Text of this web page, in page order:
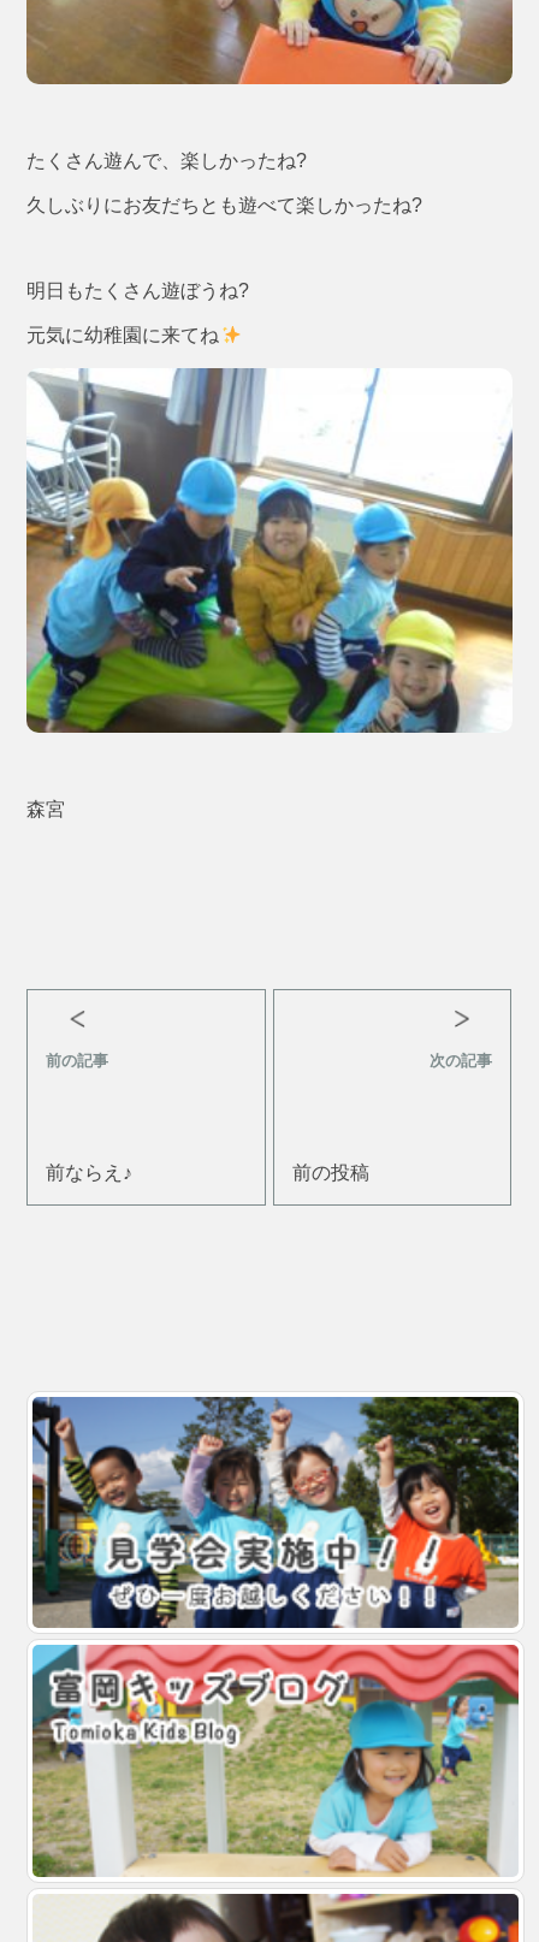
たくさん遊んで、楽しかったね?
久しぶりにお友だちとも遊べて楽しかったね?
明日もたくさん遊ぼうね?
元気に幼稚園に来てね
森宮
前の記事
前ならえ♪
次の記事
前の投稿